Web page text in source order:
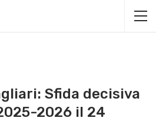
Sfida decisiva
2026 il 24